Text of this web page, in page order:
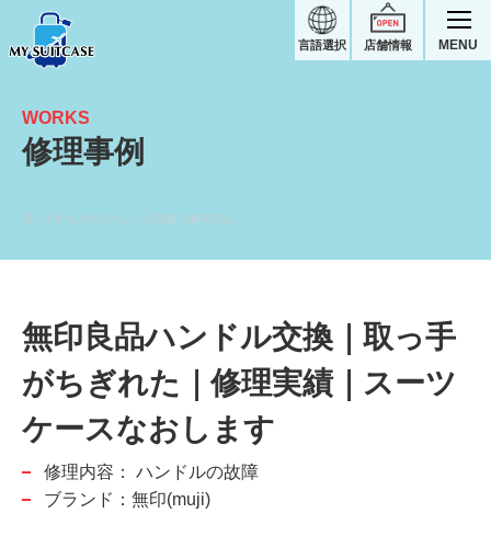
店舗情報
言語選択 MENU
WORKS
修理事例
無印良品ハンドル交換｜取っ手
がちぎれた｜修理実績｜スーツ
ケースなおします
修理内容：
ハンドルの故障
ブランド：無印(muji)